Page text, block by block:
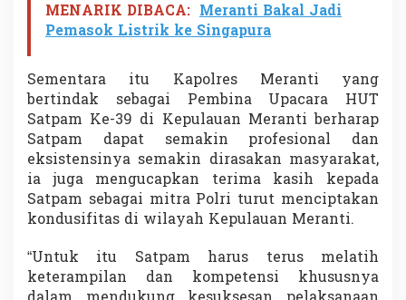
MENARIK DIBACA: Meranti Bakal Jadi
Pemasok Listrik ke Singapura
Sementara itu Kapolres Meranti yang
bertindak sebagai Pembina Upacara HUT
Satpam Ke-39 di Kepulauan Meranti berharap
Satpam dapat semakin profesional dan
eksistensinya semakin dirasakan masyarakat,
ia juga mengucapkan terima kasih kepada
Satpam sebagai mitra Polri turut menciptakan
kondusifitas di wilayah Kepulauan Meranti.
“Untuk itu Satpam harus terus melatih
keterampilan dan kompetensi khususnya